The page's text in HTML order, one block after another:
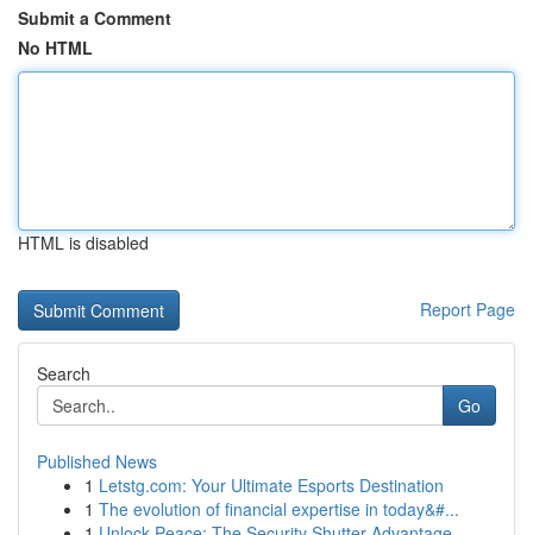
Submit a Comment
No HTML
HTML is disabled
Report Page
Search
Go
Published News
1 Letstg.com: Your Ultimate Esports Destination
1 The evolution of financial expertise in today&#...